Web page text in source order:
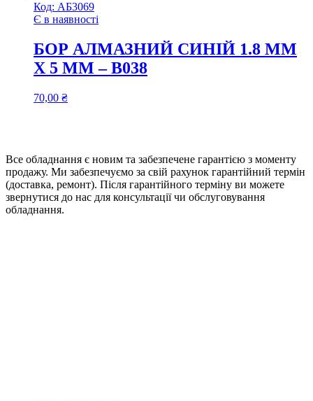
Код: АБ3069
Є в наявності
БОР АЛМАЗНИЙ СИНІЙ 1.8 ММ
Х 5 ММ – B038
70,00 ₴
Все обладнання є новим та забезпечене гарантією з моменту
продажу. Ми забезпечуємо за свій рахунок гарантійний термін
(доставка, ремонт). Після гарантійного терміну ви можете
звернутися до нас для консультації чи обслуговування
обладнання.